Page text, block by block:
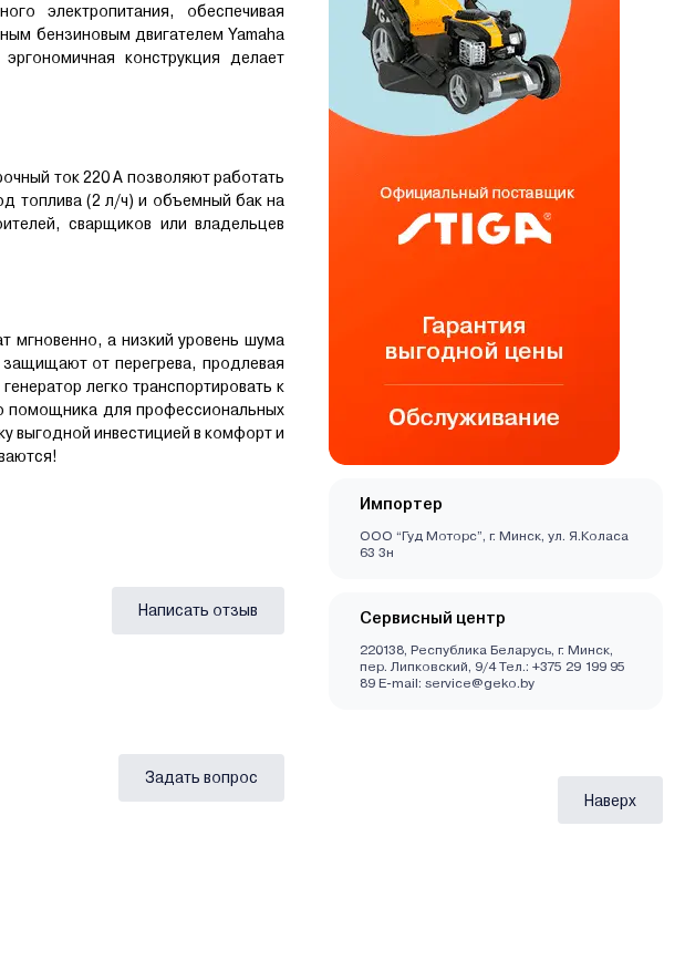
электропитания, обеспечивая
бензиновым двигателем Yamaha
конструкция делает
ток 220 А позволяют работать
топлива (2 л/ч) и объемный бак на
сварщиков или владельцев
мгновенно, а низкий уровень шума
от перегрева, продлевая
легко транспортировать к
помощника для профессиональных
выгодной инвестицией в комфорт и
Написать отзыв
Задать вопрос
Импортер
ООО “Гуд Моторс”, г. Минск, ул. Я.Коласа
63 3н
Сервисный центр
220138, Республика Беларусь, г. Минск,
пер. Липковский, 9/4 Тел.: +375 29 199 95
89 E-mail: service@geko.by
Наверх